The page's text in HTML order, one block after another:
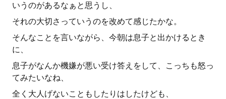
いうのがあるなぁと思うし、
それの大切さっていうのを改めて感じたかな。
そんなことを言いながら、今朝は息子と出かけるとき
に、
息子がなんか機嫌が悪い受け答えをして、こっちも怒っ
てみたいなね、
全く大人げないこともしたりはしたけども、